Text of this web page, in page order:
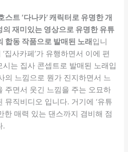
스트 ‘다나카’ 캐릭터로 유명한 개
의 재미있는 영상으로 유명한 유튜
합동 작품으로 발매된 노래 입니
집사카페’가 유행하면서 이에 편
는 집사 콘셉트로 발매된 노래입
의 느낌으로 뭔가 진지하면서 느
주면서 웃긴 느낌을 주는 오묘하
뮤직비디오 입니다. 거기에 ‘유튜
한 매력 있는 댄스까지 겸비해 점
.